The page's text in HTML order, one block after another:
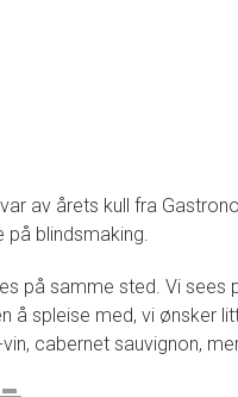
av årets kull fra
på blindsmaking.
på samme sted. Vi sees
å spleise med, vi ønsker
cabernet sauvignon,